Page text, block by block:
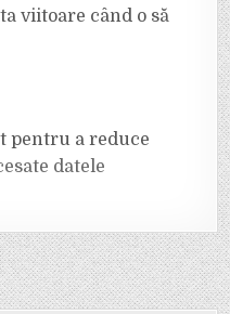
viitoare când o să
pentru a reduce
datele